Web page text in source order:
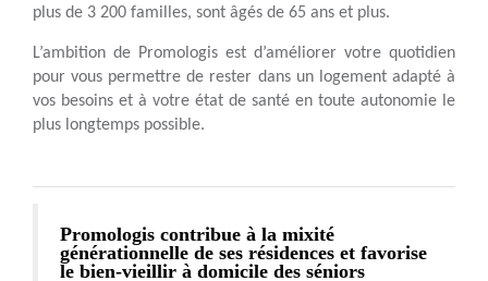
plus de 3 200 familles, sont âgés de 65 ans et plus.
L’ambition de Promologis est d’améliorer votre quotidien
pour vous permettre de rester dans un logement adapté à
vos besoins et à votre état de santé en toute autonomie le
plus longtemps possible.
Promologis contribue à la mixité
générationnelle de ses résidences et favorise
le bien-vieillir à domicile des séniors